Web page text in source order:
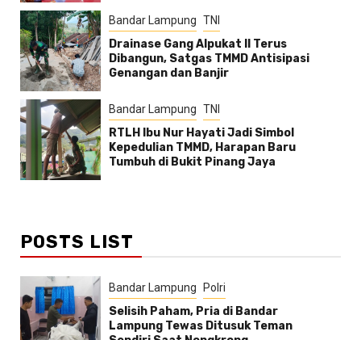
Bandar Lampung TNI
Drainase Gang Alpukat II Terus
Dibangun, Satgas TMMD Antisipasi
Genangan dan Banjir
Bandar Lampung TNI
RTLH Ibu Nur Hayati Jadi Simbol
Kepedulian TMMD, Harapan Baru
Tumbuh di Bukit Pinang Jaya
POSTS LIST
Bandar Lampung Polri
Selisih Paham, Pria di Bandar
Lampung Tewas Ditusuk Teman